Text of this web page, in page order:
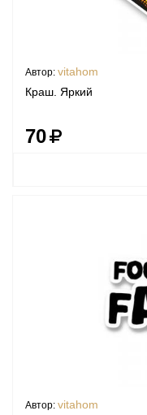
Автор: vitahom
Краш. Яркий
70
Автор: vitahom